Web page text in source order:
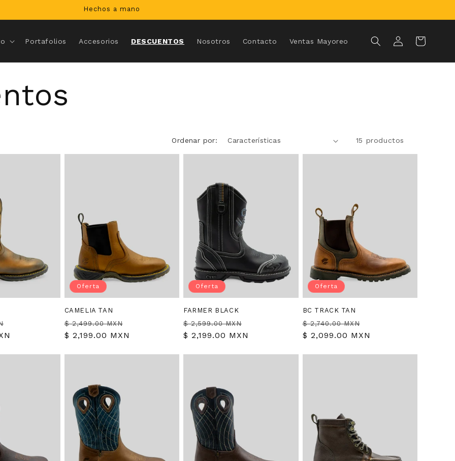
Hechos a mano
Portafolios Accesorios DESCUENTOS Nosotros Contacto Ventas Mayoreo
sesión
Carrito
Ordenar por: 15 productos
de
Oferta
CAMELIA TAN
Precio
habitual
$ 2,499.00 MXN
de
$ 2,199.00 MXN
Oferta
FARMER BLACK
Precio
habitual
$ 2,599.00 MXN
de
$ 2,199.00 MXN
Oferta
BC TRACK TAN
Precio
habitual
$ 2,740.00 MXN
de
$ 2,099.00 MXN